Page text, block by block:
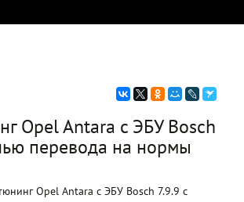
Opel Antara c ЭБУ Bosch
перевода на нормы
Opel Antara c ЭБУ Bosch 7.9.9 с